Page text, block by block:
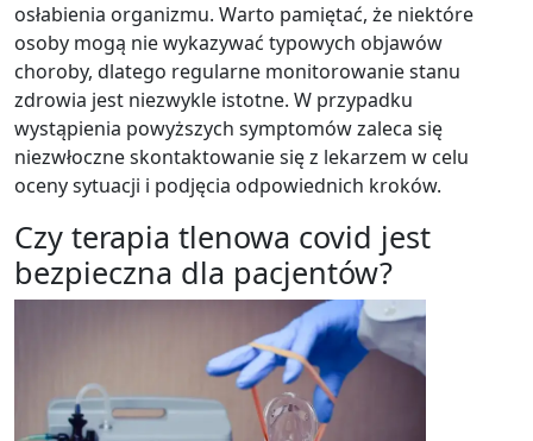
osłabienia organizmu. Warto pamiętać, że niektóre
osoby mogą nie wykazywać typowych objawów
choroby, dlatego regularne monitorowanie stanu
zdrowia jest niezwykle istotne. W przypadku
wystąpienia powyższych symptomów zaleca się
niezwłoczne skontaktowanie się z lekarzem w celu
oceny sytuacji i podjęcia odpowiednich kroków.
Czy terapia tlenowa covid jest
bezpieczna dla pacjentów?